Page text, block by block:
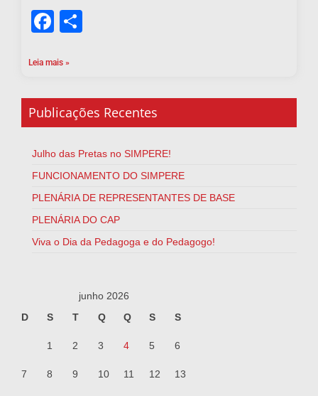
Facebook
Leia mais »
Publicações Recentes
Julho das Pretas no SIMPERE!
FUNCIONAMENTO DO SIMPERE
PLENÁRIA DE REPRESENTANTES DE BASE
PLENÁRIA DO CAP
Viva o Dia da Pedagoga e do Pedagogo!
junho 2026
D
S T Q Q S S
1 2 3 4 5 6
7 8 9 10 11 12 13